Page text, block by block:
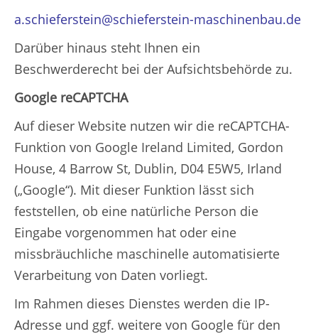
a.schieferstein@schieferstein-maschinenbau.de
Darüber hinaus steht Ihnen ein
Beschwerderecht bei der Aufsichtsbehörde zu.
Google reCAPTCHA
Auf dieser Website nutzen wir die reCAPTCHA-
Funktion von Google Ireland Limited, Gordon
House, 4 Barrow St, Dublin, D04 E5W5, Irland
(„Google“). Mit dieser Funktion lässt sich
feststellen, ob eine natürliche Person die
Eingabe vorgenommen hat oder eine
missbräuchliche maschinelle automatisierte
Verarbeitung von Daten vorliegt.
Im Rahmen dieses Dienstes werden die IP-
Adresse und ggf. weitere von Google für den